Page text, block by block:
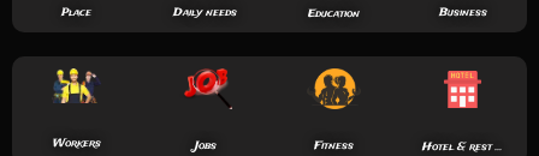
Place Daily needs Education Business
Workers Jobs Fitness Hotel & rest ...